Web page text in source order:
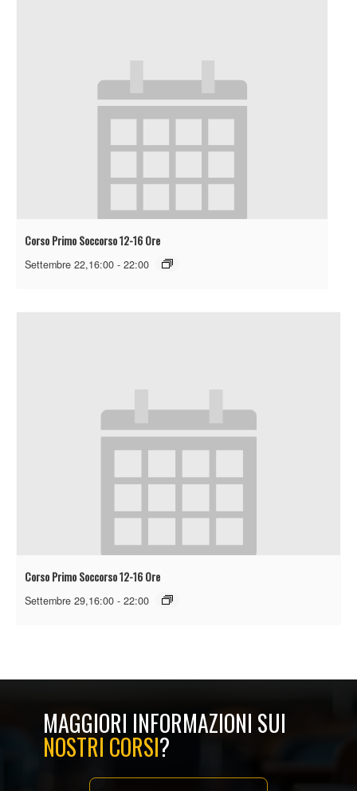
Corso Primo Soccorso 12-16 Ore
Settembre 22,16:00 - 22:00
Corso Primo Soccorso 12-16 Ore
Settembre 29,16:00 - 22:00
MAGGIORI INFORMAZIONI SUI
NOSTRI CORSI?